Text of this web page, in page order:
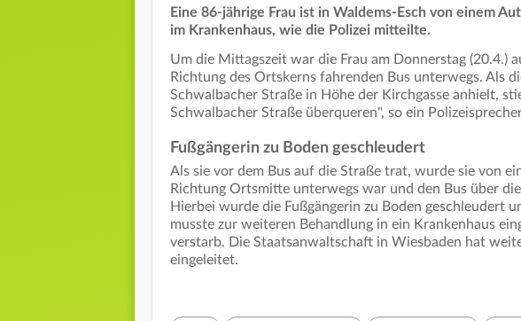
Eine 86-jährige Frau ist in Waldems-Esch von einem
im Krankenhaus, wie die Polizei mitteilte.
Um die Mittagszeit war die Frau am Donnerstag (20.4.)
Richtung des Ortskerns fahrenden Bus unterwegs. Als
Schwalbacher Straße in Höhe der Kirchgasse anhielt,
Schwalbacher Straße überqueren", so ein
Fußgängerin zu Boden geschleudert
Als sie vor dem Bus auf die Straße trat, wurde sie von
Richtung Ortsmitte unterwegs war und den Bus über
Hierbei wurde die Fußgängerin zu Boden geschleudert
musste zur weiteren Behandlung in ein Krankenhaus
verstarb. Die Staatsanwaltschaft in Wiesbaden hat
eingeleitet.